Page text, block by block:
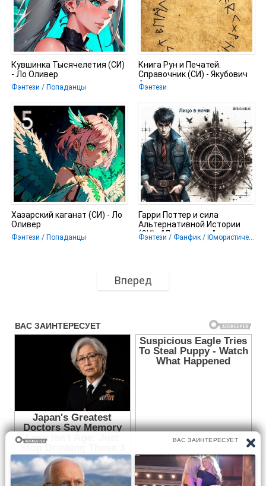
Кувшинка Тысячелетия (СИ)
- Ло Оливер
Фэнтези / Попаданцы
Книга Рун и Печатей.
Справочник (СИ) - Якубович
Александр
Фэнтези
Хазарский каганат (СИ) - Ло
Оливер
Фэнтези / Попаданцы
Гарри Поттер и сила
Альтернативной Истории
(СИ) - "Лицо в ночи"
Фэнтези / Фанфик / Юмористическое фэнтези
Вперед